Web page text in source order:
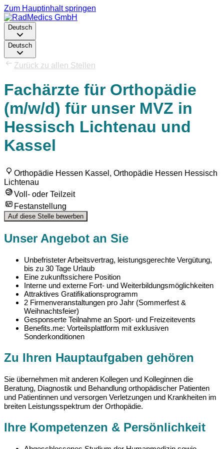
Zum Hauptinhalt springen
Deutsch
Deutsch
Zurück zu allen Stellen
Fachärzte für Orthopädie
(m/w/d) für unser MVZ in
Hessisch Lichtenau und
Kassel
Orthopädie Hessen Kassel, Orthopädie Hessen Hessisch
Lichtenau
Voll- oder Teilzeit
Festanstellung
Auf diese Stelle bewerben
Unser Angebot an Sie
Unbefristeter Arbeitsvertrag, leistungsgerechte Vergütung,
bis zu 30 Tage Urlaub
Eine zukunftssichere Position
Interne und externe Fort- und Weiterbildungsmöglichkeiten
Attraktives Gratifikationsprogramm
2 Firmenveranstaltungen pro Jahr (Sommerfest &
Weihnachtsfeier)
Gesponserte Teilnahme an Sport- und Freizeitevents
Benefits.me: Vorteilsplattform mit exklusiven
Sonderkonditionen
Zu Ihren Hauptaufgaben gehören
Sie übernehmen mit anderen Kollegen und Kolleginnen die
Beratung, Diagnostik und Behandlung orthopädischer Patienten
und Patientinnen und versorgen Verletzungen und Krankheiten im
breiten Leistungsspektrum der Orthopädie.
Ihre Kompetenzen & Persönlichkeit